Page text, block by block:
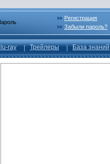
Регистрация
Забыли пароль?
ray Трейлеры База знаний